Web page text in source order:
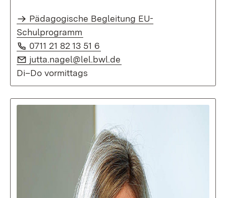
Pädagogische Begleitung EU-
Schulprogramm
Telefon:
0711 21 82 13 51 6
E-Mail:
jutta.nagel@lel.bwl.de
Di–Do vormittags